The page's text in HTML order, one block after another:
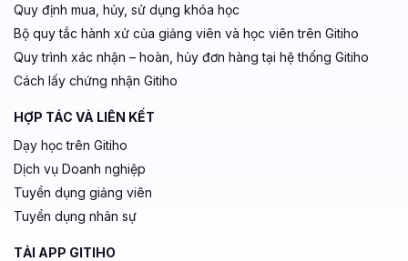
Quy định mua, hủy, sử dụng khóa học
Bộ quy tắc hành xử của giảng viên và học viên trên Gitiho
Quy trình xác nhận – hoàn, hủy đơn hàng tại hệ thống Gitiho
Cách lấy chứng nhận Gitiho
HỢP TÁC VÀ LIÊN KẾT
Dạy học trên Gitiho
Dịch vụ Doanh nghiệp
Tuyển dụng giảng viên
Tuyển dụng nhân sự
TẢI APP GITIHO